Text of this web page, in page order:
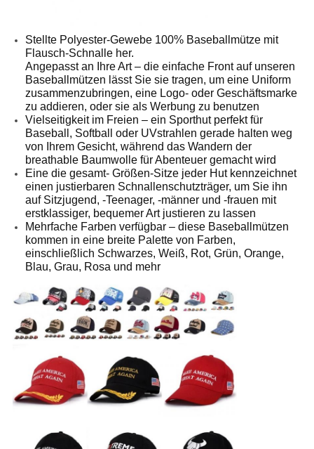
Stellte Polyester-Gewebe 100% Baseballmütze mit
Flausch-Schnalle her.
Angepasst an Ihre Art – die einfache Front auf unseren
Baseballmützen lässt Sie sie tragen, um eine Uniform
zusammenzubringen, eine Logo- oder Geschäftsmarke
zu addieren, oder sie als Werbung zu benutzen
Vielseitigkeit im Freien – ein Sporthut perfekt für
Baseball, Softball oder UVstrahlen gerade halten weg
von Ihrem Gesicht, während das Wandern der
breathable Baumwolle für Abenteuer gemacht wird
Eine die gesamt- Größen-Sitze jeder Hut kennzeichnet
einen justierbaren Schnallenschutzträger, um Sie ihn
auf Sitzjugend, -Teenager, -männer und -frauen mit
erstklassiger, bequemer Art justieren zu lassen
Mehrfache Farben verfügbar – diese Baseballmützen
kommen in eine breite Palette von Farben,
einschließlich Schwarzes, Weiß, Rot, Grün, Orange,
Blau, Grau, Rosa und mehr